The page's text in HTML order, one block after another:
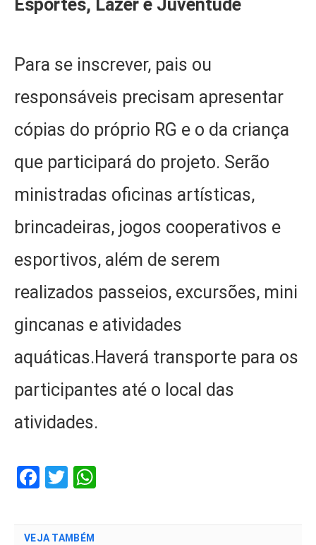
Esportes, Lazer e Juventude
Para se inscrever, pais ou
responsáveis precisam apresentar
cópias do próprio RG e o da criança
que participará do projeto. Serão
ministradas oficinas artísticas,
brincadeiras, jogos cooperativos e
esportivos, além de serem
realizados passeios, excursões, mini
gincanas e atividades
aquáticas.Haverá transporte para os
participantes até o local das
atividades.
Facebook
Twitter
VEJA TAMBÉM